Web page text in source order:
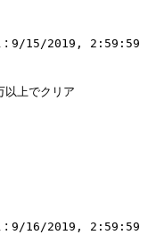
: 9/15/2019, 2:59:59
以上でクリア
: 9/16/2019, 2:59:59